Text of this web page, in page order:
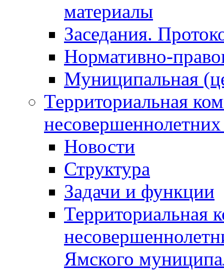
материалы
Заседания.
Нормативно-
Муниципальная
Территориальная
Новости
Структура
Задачи и функции
Территориальная
Ямского